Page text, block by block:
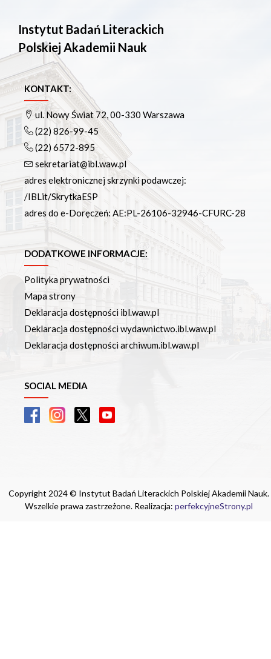
Instytut Badań Literackich
Polskiej Akademii Nauk
KONTAKT:
ul. Nowy Świat 72, 00-330 Warszawa
(22) 826-99-45
(22) 6572-895
sekretariat@ibl.waw.pl
adres elektronicznej skrzynki podawczej:
/IBLit/SkrytkaESP
adres do e-Doręczeń: AE:PL-26106-32946-CFURC-28
DODATKOWE INFORMACJE:
Polityka prywatności
Mapa strony
Deklaracja dostępności ibl.waw.pl
Deklaracja dostępności wydawnictwo.ibl.waw.pl
Deklaracja dostępności archiwum.ibl.waw.pl
SOCIAL MEDIA
Copyright 2024 © Instytut Badań Literackich Polskiej Akademii Nauk.
Wszelkie prawa zastrzeżone. Realizacja: perfekcyjneStrony.pl